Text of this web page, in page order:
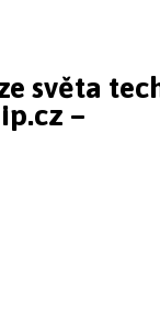
světa
–